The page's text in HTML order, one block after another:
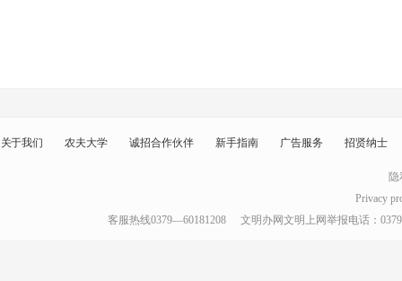
关于我们 农夫大学 诚招合作伙伴 新手指南 广告服务 招贤纳士
Privacy
客服热线0379—60181208
文明办网文明上网举报电话：